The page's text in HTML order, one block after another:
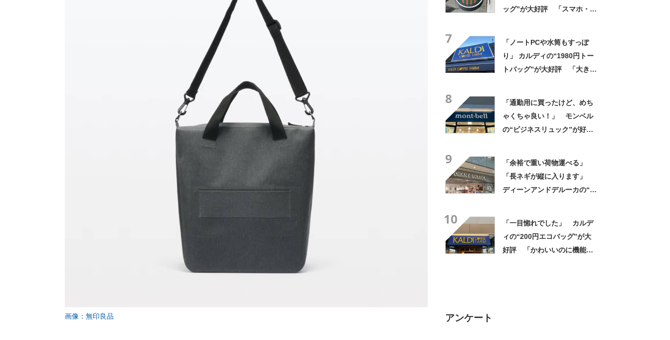
画像：無印良品
ッグ”が大好評 「スマホ・財
7
「ノートPCや水筒もすっぽ
り」 カルディの“1980円トー
トバッグ”が大好評 「大きさ
8
「通勤用に買ったけど、めち
ゃくちゃ良い！」 モンベル
の“ビジネスリュック”が好
9
「余裕で重い荷物運べる」
「長ネギが縦に入ります」
ディーンアンドデルーカの“折
10
「一目惚れでした」 カルデ
ィの“200円エコバッグ”が大
好評 「かわいいのに機能
アンケート